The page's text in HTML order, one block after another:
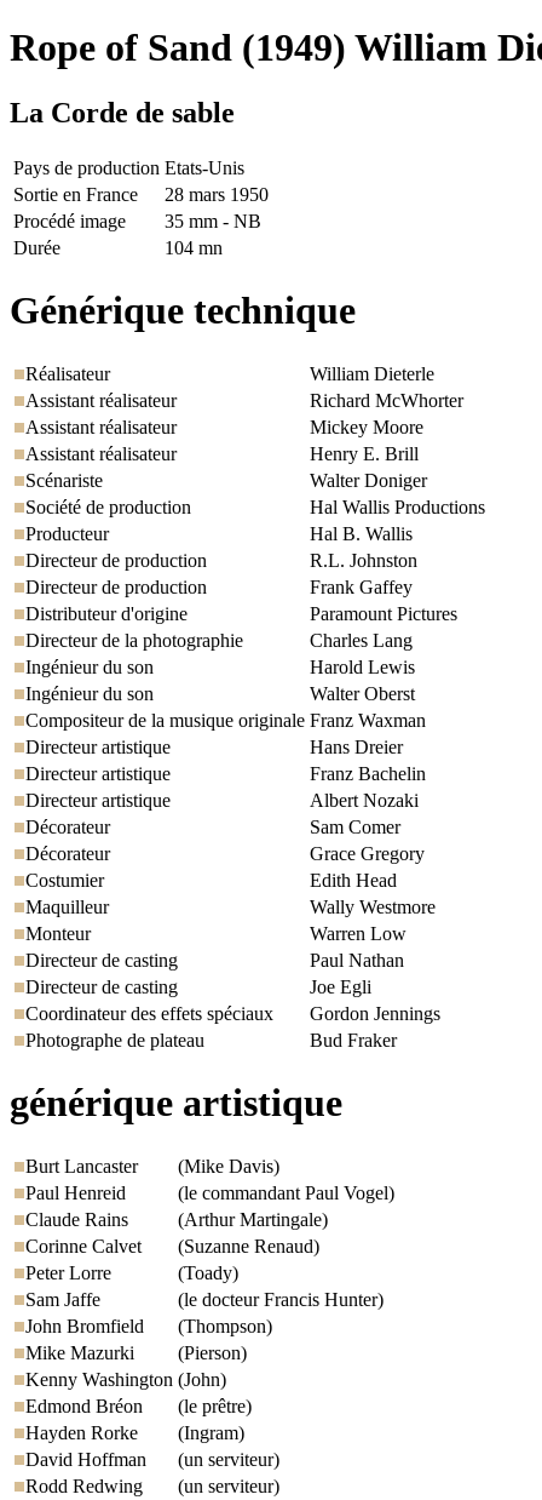
Rope of Sand (1949) William
La Corde de sable
Pays de production Etats-Unis
Sortie en France
28 mars 1950
Procédé image
35 mm - NB
Durée
104 mn
Générique technique
Réalisateur
William Dieterle
Assistant réalisateur
Richard McWhorter
Assistant réalisateur
Mickey Moore
Assistant réalisateur
Henry E. Brill
Scénariste
Walter Doniger
Société de production
Hal Wallis Productions
Producteur
Hal B. Wallis
Directeur de production
R.L. Johnston
Directeur de production
Frank Gaffey
Distributeur d'origine
Paramount Pictures
Directeur de la photographie
Charles Lang
Ingénieur du son
Harold Lewis
Ingénieur du son
Walter Oberst
Compositeur de la musique originale Franz Waxman
Directeur artistique
Hans Dreier
Directeur artistique
Franz Bachelin
Directeur artistique
Albert Nozaki
Décorateur
Sam Comer
Décorateur
Grace Gregory
Costumier
Edith Head
Maquilleur
Wally Westmore
Monteur
Warren Low
Directeur de casting
Paul Nathan
Directeur de casting
Joe Egli
Coordinateur des effets spéciaux
Gordon Jennings
Photographe de plateau
Bud Fraker
générique artistique
Burt Lancaster
(Mike Davis)
Paul Henreid
(le commandant Paul Vogel)
Claude Rains
(Arthur Martingale)
Corinne Calvet
(Suzanne Renaud)
Peter Lorre
(Toady)
Sam Jaffe
(le docteur Francis Hunter)
John Bromfield
(Thompson)
Mike Mazurki
(Pierson)
Kenny Washington (John)
Edmond Bréon
(le prêtre)
Hayden Rorke
(Ingram)
David Hoffman
(un serviteur)
Rodd Redwing
(un serviteur)